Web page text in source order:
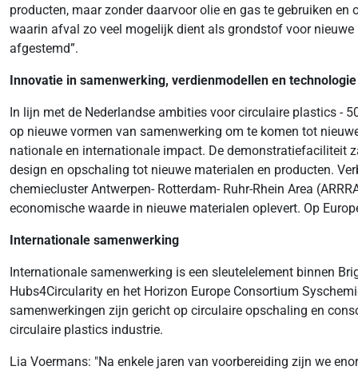
producten, maar zonder daarvoor olie en gas te gebruiken
waarin afval zo veel mogelijk dient als grondstof voor
afgestemd”.
Innovatie in samenwerking, verdienmodellen en technologie
In lijn met de Nederlandse ambities voor circulaire plastics -
op nieuwe vormen van samenwerking om te komen tot
nationale en internationale impact. De demonstratiefaciliteit
design en opschaling tot nieuwe materialen en producten.
chemiecluster Antwerpen- Rotterdam- Ruhr-Rhein Area
economische waarde in nieuwe materialen oplevert. Op
Internationale samenwerking
Internationale samenwerking is een sleutelelement binnen
Hubs4Circularity en het Horizon Europe Consortium
samenwerkingen zijn gericht op circulaire opschaling en
circulaire plastics industrie.
Lia Voermans: "Na enkele jaren van voorbereiding zijn we